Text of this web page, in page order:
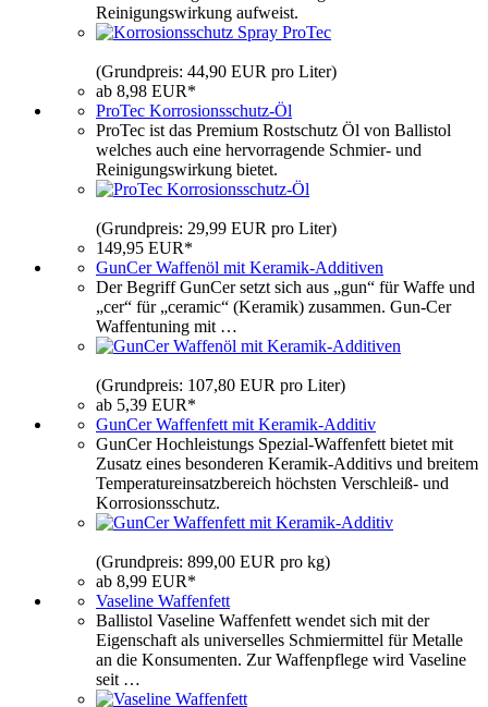
Reinigungswirkung aufweist.
(Grundpreis: 44,90 EUR pro Liter)
ab 8,98 EUR*
ProTec Korrosionsschutz-Öl
ProTec ist das Premium Rostschutz Öl von Ballistol
welches auch eine hervorragende Schmier- und
Reinigungswirkung bietet.
(Grundpreis: 29,99 EUR pro Liter)
149,95 EUR*
GunCer Waffenöl mit Keramik-Additiven
Der Begriff GunCer setzt sich aus „gun“ für Waffe und
„cer“ für „ceramic“ (Keramik) zusammen. Gun-Cer
Waffentuning mit …
(Grundpreis: 107,80 EUR pro Liter)
ab 5,39 EUR*
GunCer Waffenfett mit Keramik-Additiv
GunCer Hochleistungs Spezial-Waffenfett bietet mit
Zusatz eines besonderen Keramik-Additivs und breitem
Temperatureinsatzbereich höchsten Verschleiß- und
Korrosionsschutz.
(Grundpreis: 899,00 EUR pro kg)
ab 8,99 EUR*
Vaseline Waffenfett
Ballistol Vaseline Waffenfett wendet sich mit der
Eigenschaft als universelles Schmiermittel für Metalle
an die Konsumenten. Zur Waffenpflege wird Vaseline
seit …